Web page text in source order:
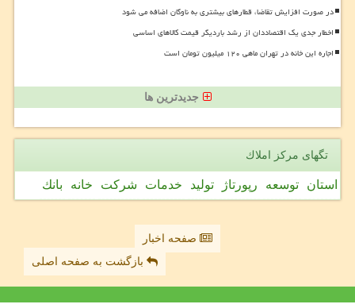
در صورت افزایش تقاضا، قطارهای بیشتری به ناوگان اضافه می شود
اخطار جدی یک اقتصاددان از رشد باردیگر قیمت کالاهای اساسی
اجاره این خانه در تهران ماهی ۱۲۰ میلیون تومان است
جدیدترین ها
تگهای مركز املاك
استان توسعه رپورتاژ تولید خدمات شركت خانه بانك
صفحه اخبار
بازگشت به صفحه اصلی